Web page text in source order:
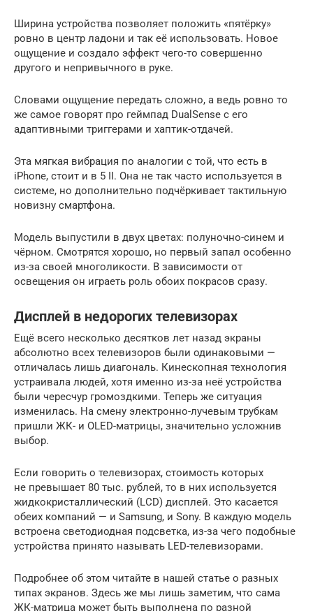
Ширина устройства позволяет положить «пятёрку»
ровно в центр ладони и так её использовать. Новое
ощущение и создало эффект чего-то совершенно
другого и непривычного в руке.
Словами ощущение передать сложно, а ведь ровно то
же самое говорят про геймпад DualSense с его
адаптивными триггерами и хаптик-отдачей.
Эта мягкая вибрация по аналогии с той, что есть в
iPhone, стоит и в 5 II. Она не так часто используется в
системе, но дополнительно подчёркивает тактильную
новизну смартфона.
Модель выпустили в двух цветах: полуночно-синем и
чёрном. Смотрятся хорошо, но первый запал особенно
из-за своей многоликости. В зависимости от
освещения он играеть роль обоих покрасов сразу.
Дисплей в недорогих телевизорах
Ещё всего несколько десятков лет назад экраны
абсолютно всех телевизоров были одинаковыми —
отличалась лишь диагональ. Кинескопная технология
устраивала людей, хотя именно из-за неё устройства
были чересчур громоздкими. Теперь же ситуация
изменилась. На смену электронно-лучевым трубкам
пришли ЖК- и OLED-матрицы, значительно усложнив
выбор.
Если говорить о телевизорах, стоимость которых
не превышает 80 тыс. рублей, то в них используется
жидкокристаллический (LCD) дисплей. Это касается
обеих компаний — и Samsung, и Sony. В каждую модель
встроена светодиодная подсветка, из-за чего подобные
устройства принято называть LED-телевизорами.
Подробнее об этом читайте в нашей статье о разных
типах экранов. Здесь же мы лишь заметим, что сама
ЖК-матрица может быть выполнена по разной